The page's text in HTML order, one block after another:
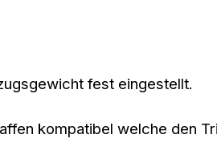
fest eingestellt.
kompatibel welche den